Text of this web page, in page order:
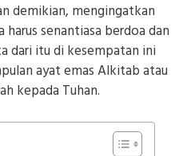
demikian, mengingatkan
senantiasa berdoa dan
dari itu di kesempatan ini
ayat emas Alkitab atau
kepada Tuhan.